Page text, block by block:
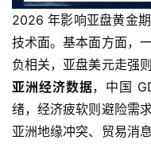
2026 年影响亚盘黄金
技术面。基本面方面，
负相关，亚盘美元走强
亚洲经济数据，中国
绪，经济疲软则避险需
亚洲地缘冲突、贸易消